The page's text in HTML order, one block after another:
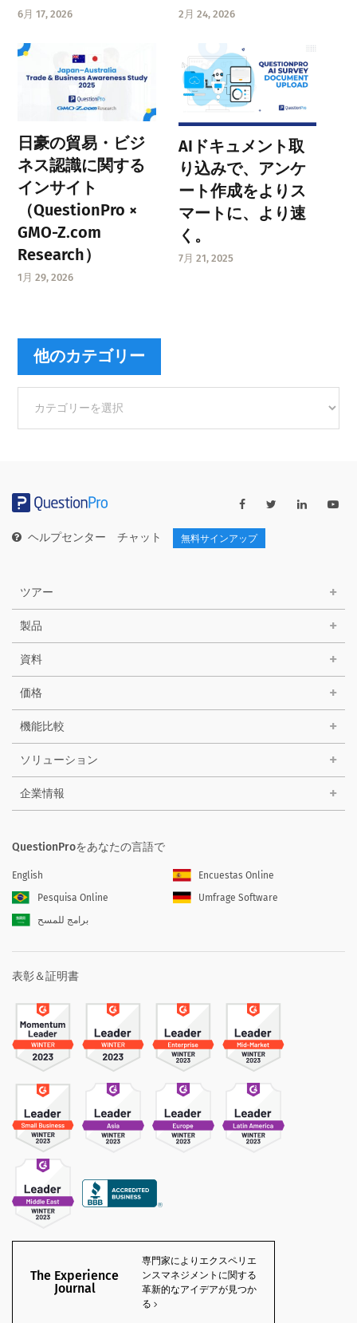
6月 17, 2026 2月 24, 2026
日豪の貿易・ビジ
ネス認識に関する
インサイト
（QuestionPro ×
GMO-Z.com
Research）
1月 29, 2026
AIドキュメント取
り込みで、アンケ
ート作成をよりス
マートに、より速
く。
7月 21, 2025
他のカテゴリー
カ
ー
ヘルプセンター チャット 無料サインアップ
ツアー
製品
資料
価格
機能比較
ソリューション
企業情報
QuestionProをあなたの言語で
English
Encuestas Online
Pesquisa Online
Umfrage Software
برامج للمسح
表彰＆証明書
The Experience
Journal
専門家によりエクスペリエ
ンスマネジメントに関する
革新的なアイデアが見つか
る